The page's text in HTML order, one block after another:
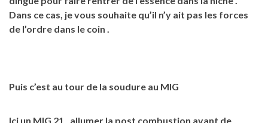
Dans ce cas, je vous souhaite qu’il n’y ait pas les forces
de l’ordre dans le coin .
Puis c’est au tour de la soudure au MIG
Ici un MIG 21 , allumer la post combustion avant de